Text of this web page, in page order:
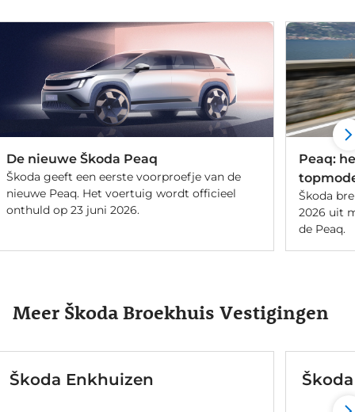
De nieuwe Škoda Peaq
Škoda geeft een eerste voorproefje van de
nieuwe Peaq. Het voertuig wordt officieel
onthuld op 23 juni 2026.
Peaq:
Škoda
2026 uit
de Peaq.
Meer Škoda Broekhuis Vestigingen
Škoda Enkhuizen